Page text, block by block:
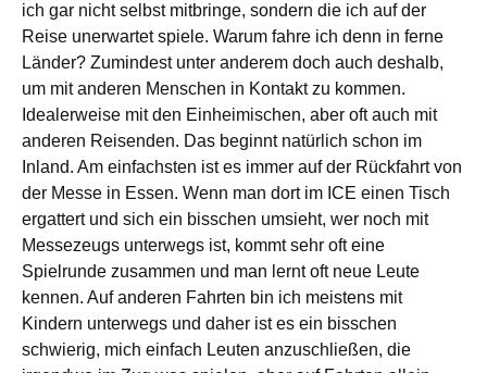
ich gar nicht selbst mitbringe, sondern die ich auf der
Reise unerwartet spiele. Warum fahre ich denn in ferne
Länder? Zumindest unter anderem doch auch deshalb,
um mit anderen Menschen in Kontakt zu kommen.
Idealerweise mit den Einheimischen, aber oft auch mit
anderen Reisenden. Das beginnt natürlich schon im
Inland. Am einfachsten ist es immer auf der Rückfahrt von
der Messe in Essen. Wenn man dort im ICE einen Tisch
ergattert und sich ein bisschen umsieht, wer noch mit
Messezeugs unterwegs ist, kommt sehr oft eine
Spielrunde zusammen und man lernt oft neue Leute
kennen. Auf anderen Fahrten bin ich meistens mit
Kindern unterwegs und daher ist es ein bisschen
schwierig, mich einfach Leuten anzuschließen, die